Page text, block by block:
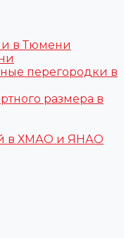
в Тюмени
перегородки в
размера в
в ХМАО и ЯНАО